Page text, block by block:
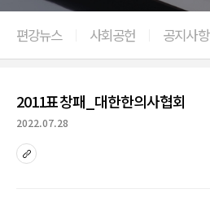
편강뉴스 사회공헌 공지사항
이전으로
2011표창패_대한한의사협회
2022.07.28
sns